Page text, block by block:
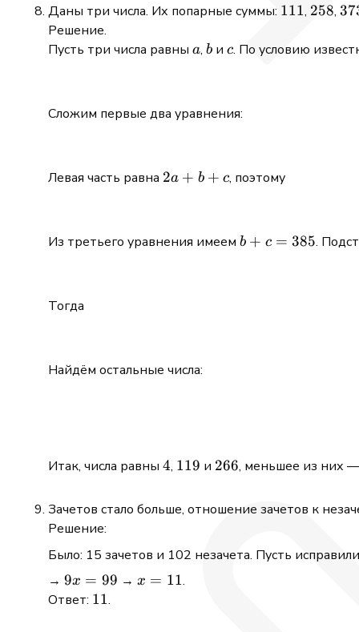
54
Даны три числа. Их попарные суммы: 111
111, 258
258,
Решение.
Пусть три числа равны a
a, b
b и c
c. По условию
Сложим первые два уравнения:
Левая часть равна 2a
c
2a + b + c, поэтому
Из третьего уравнения имеем b
b + c = 385.
Тогда
Найдём остальные числа:
Итак, числа равны 4
4, 119
119 и 266
266, меньшее из них
Зачетов стало больше, отношение зачетов к
Решение:
Было: 15 зачетов и 102 незачета. Пусть
→ 9x
=99
9x = 99 → x
x = 11.
Ответ: 11
11.